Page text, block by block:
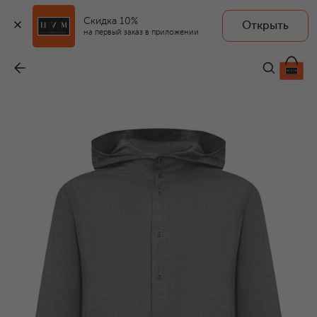
Скидка 10%
на первый заказ в приложении
Открыть
122 000 ₽